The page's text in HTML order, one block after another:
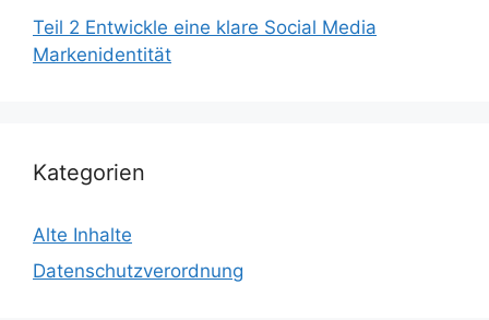
Teil 2 Entwickle eine klare Social Media
Markenidentität
Kategorien
Alte Inhalte
Datenschutzverordnung